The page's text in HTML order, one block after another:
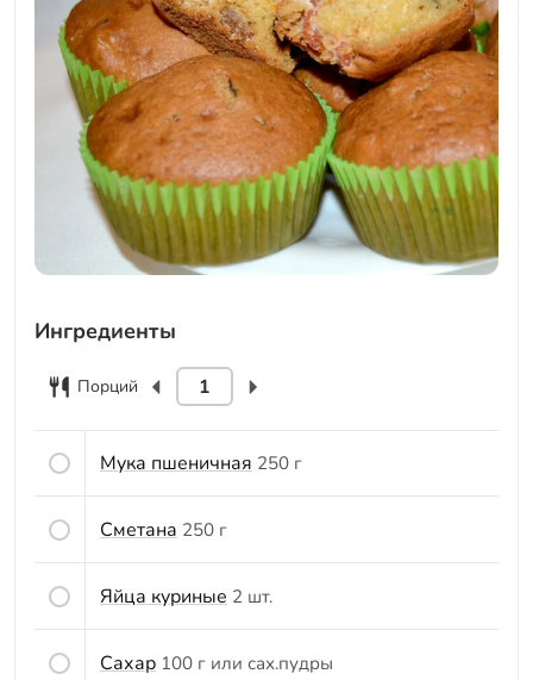
Ингредиенты
Порций
Мука пшеничная 250 г
Сметана 250 г
Яйца куриные 2 шт.
Сахар 100 г или сах.пудры